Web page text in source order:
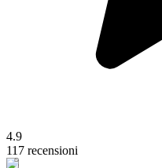
4.9
117 recensioni